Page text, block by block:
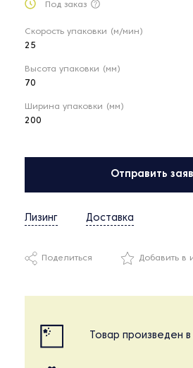
Под заказ
Скорость упаковки (м/мин)
25
Высота упаковки (мм)
70
Ширина упаковки (мм)
200
Отправить
Лизинг Доставка
Поделиться Добавить в
Товар произведен в